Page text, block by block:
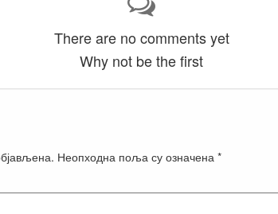
There are no comments yet
Why not be the first
Неопходна поља су означена *